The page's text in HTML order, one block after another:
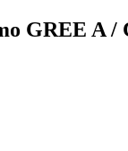
GREE A /